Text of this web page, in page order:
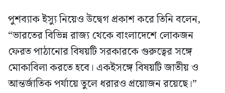
পুশব্যাক ইস্যু নিয়েও উদ্বেগ প্রকাশ করে তিনি বলেন,
“ভারতের বিভিন্ন রাজ্য থেকে বাংলাদেশে লোকজন
ফেরত পাঠানোর বিষয়টি সরকারকে গুরুত্বের সঙ্গে
মোকাবিলা করতে হবে। একইসঙ্গে বিষয়টি জাতীয় ও
আন্তর্জাতিক পর্যায়ে তুলে ধরারও প্রয়োজন রয়েছে।”